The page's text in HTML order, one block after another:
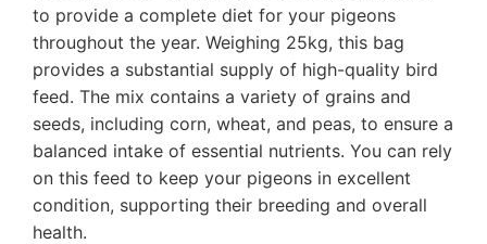
to provide a complete diet for your pigeons
throughout the year. Weighing 25kg, this bag
provides a substantial supply of high-quality bird
feed. The mix contains a variety of grains and
seeds, including corn, wheat, and peas, to ensure a
balanced intake of essential nutrients. You can rely
on this feed to keep your pigeons in excellent
condition, supporting their breeding and overall
health.